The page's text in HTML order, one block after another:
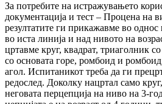
За потребите на истражувањето
документација и тест – Процена на
ре­зул­та­ти­те ги прикажавме во
во иста линија и над нивото на
цртавме круг, ква­драт, триаголник
со основата горе, ромбоид и
агол. Ис­пи­та­ни­кот треба да ги
редослед. Доколку нацртал само
неговата пер­цеп­ци­ја на ниво на 3-